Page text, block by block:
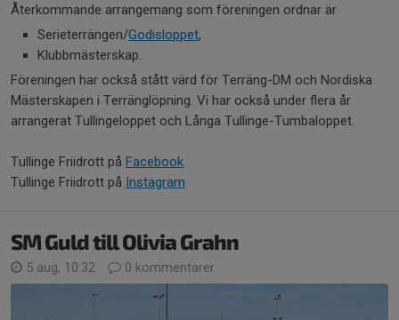
Återkommande arrangemang som föreningen ordnar är
Serieterrängen/Godisloppet,
Klubbmästerskap.
Föreningen har också stått värd för Terräng-DM och Nordiska
Mästerskapen i Terränglöpning. Vi har också under flera år
arrangerat Tullingeloppet och Långa Tullinge-Tumbaloppet.
Tullinge Friidrott på Facebook
Tullinge Friidrott på Instagram
SM Guld till Olivia Grahn
5 aug, 10:32 0 kommentarer